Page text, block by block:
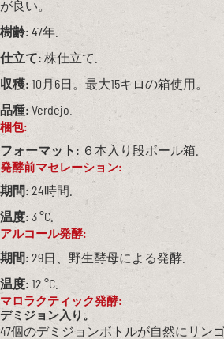
が良い。
樹齢: 47年.
仕立て: 株仕立て.
収穫: 10月6日。最大15キロの箱使用。
品種: Verdejo.
梱包:
フォーマット: ６本入り段ボール箱.
発酵前マセレーション:
期間: 24時間.
温度: 3 °C.
アルコール発酵:
期間: 29日、野生酵母による発酵.
温度: 12 °C.
マロラクティック発酵:
デミジョン入り。
47個のデミジョンボトルが自然にリン